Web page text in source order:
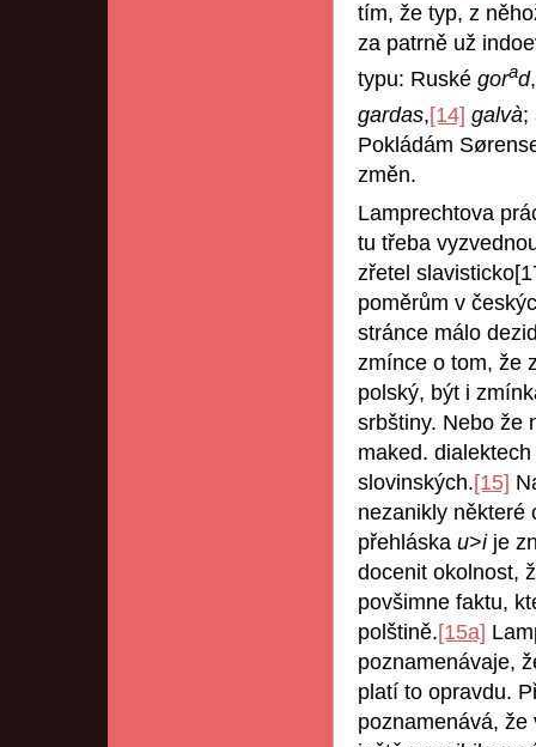
tím, že typ, z
za patrně už
typu: Ruské gorad
gardas,[14] galvà;
Pokládám
změn.
Lamprechtova
tu třeba
zřetel
poměrům v
stránce málo
zmínce o tom, že
polský, být i
srbštiny. Nebo že
maked.
slovinských.[15]
nezanikly některé
přehláska u>i je
docenit okolnost,
povšimne faktu,
polštině.[15a]
poznamenávaje,
platí to opravdu.
poznamenává,